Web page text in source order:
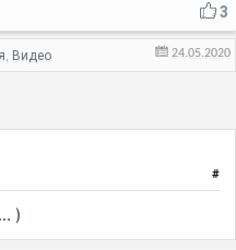
3
24.05.2020
, Видео
#
)